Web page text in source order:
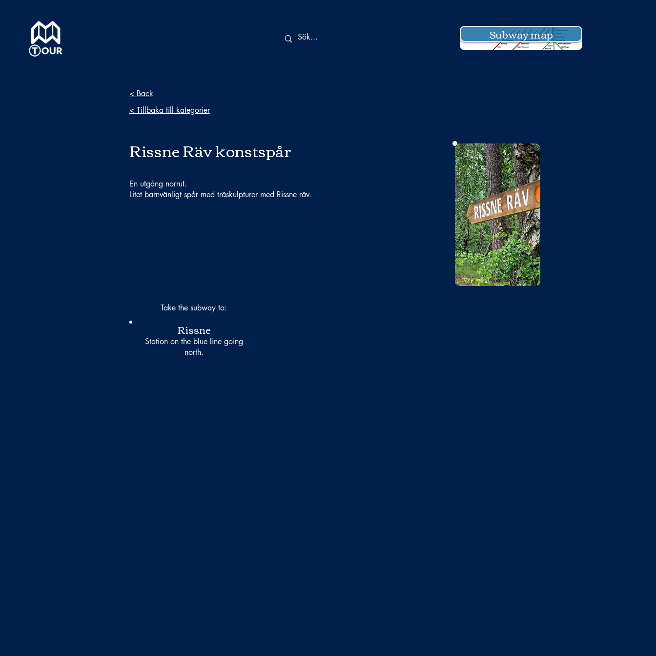
Subway map
< Back
< Tillbaka till kategorier
Rissne Räv konstspår
En utgång norrut.
Litet barnvänligt spår med träskulpturer med Rissne räv.
No photo
Take the subway to:
Rissne
Station on the blue line going
north.